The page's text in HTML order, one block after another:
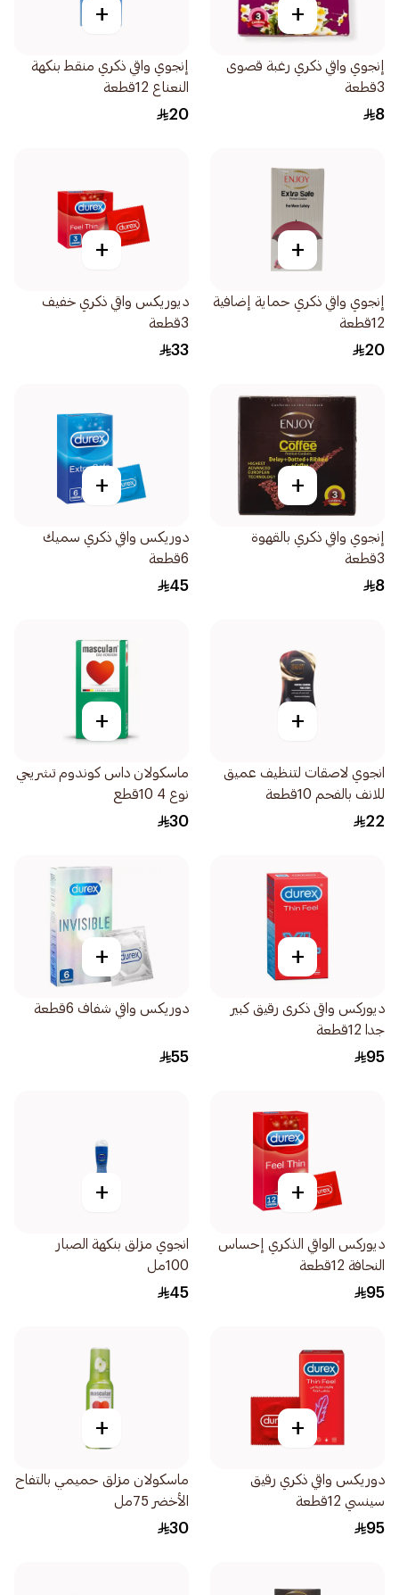
+
إنجوي واقي ذكري رغبة قصوى
3قطعة
8
+
إنجوي واقي ذكري منقط بنكهة
النعناع 12قطعة
20
+
إنجوي واقي ذكري حماية إضافية
12قطعة
20
+
ديوريكس واقي ذكري خفيف
3قطعة
33
+
إنجوي واقي ذكري بالقهوة
3قطعة
8
+
دوريكس واقي ذكري سميك
6قطعة
45
+
انجوي لاصقات لتنظيف عميق
للانف بالفحم 10قطعة
22
+
ماسكولان داس كوندوم تشريحي
نوع 4 10قطع
30
+
ديوركس واقى ذكرى رقيق كبير
جدا 12قطعة
95
+
دوريكس واقي شفاف 6قطعة
55
+
ديوركس الواقي الذكري إحساس
النحافة 12قطعة
95
+
انجوي مزلق بنكهة الصبار
100مل
45
+
دوريكس واقي ذكري رقيق
سينسي 12قطعة
95
+
ماسكولان مزلق حميمي بالتفاح
الأخضر 75مل
30